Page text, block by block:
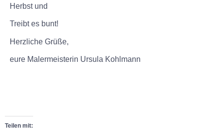
Herbst und
Treibt es bunt!
Herzliche Grüße,
eure Malermeisterin Ursula Kohlmann
Teilen mit: